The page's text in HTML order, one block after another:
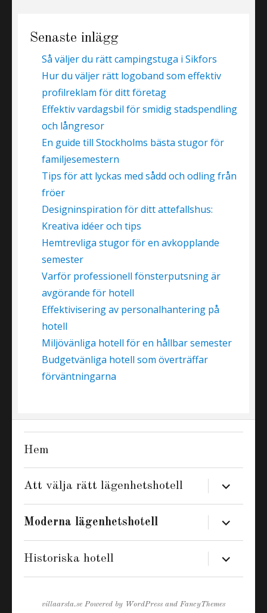
Senaste inlägg
Så väljer du rätt campingstuga i Sikfors
Hur du väljer rätt logoband som effektiv
profilreklam för ditt företag
Effektiv vardagsbil för smidig stadspendling
och långresor
En guide till Stockholms bästa stugor för
familjesemestern
Tips för att lyckas med sådd och odling från
fröer
Designinspiration för ditt attefallshus:
Kreativa idéer och tips
Hemtrevliga stugor för en avkopplande
semester
Varför professionell fönsterputsning är
avgörande för hotell
Effektivisering av personalhantering på
hotell
Miljövänliga hotell för en hållbar semester
Budgetvänliga hotell som överträffar
förväntningarna
Hem
Att välja rätt lägenhetshotell expand
child
menu
Moderna lägenhetshotell expand
child
menu
Historiska hotell expand
child
menu
villaarsta.se Powered by WordPress and FancyThemes